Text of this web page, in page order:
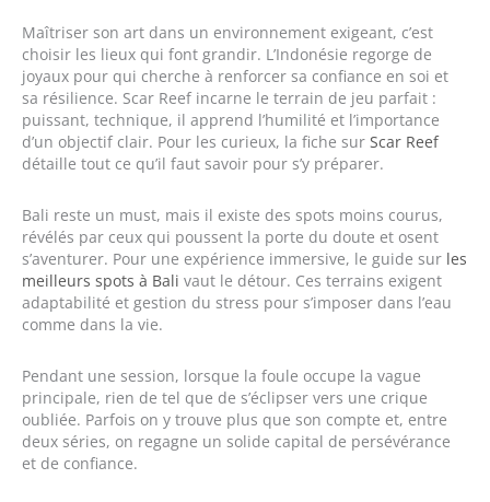
Maîtriser son art dans un environnement exigeant, c’est
choisir les lieux qui font grandir. L’Indonésie regorge de
joyaux pour qui cherche à renforcer sa confiance en soi et
sa résilience. Scar Reef incarne le terrain de jeu parfait :
puissant, technique, il apprend l’humilité et l’importance
d’un objectif clair. Pour les curieux, la fiche sur Scar Reef
détaille tout ce qu’il faut savoir pour s’y préparer.
Bali reste un must, mais il existe des spots moins courus,
révélés par ceux qui poussent la porte du doute et osent
s’aventurer. Pour une expérience immersive, le guide sur les
meilleurs spots à Bali vaut le détour. Ces terrains exigent
adaptabilité et gestion du stress pour s’imposer dans l’eau
comme dans la vie.
Pendant une session, lorsque la foule occupe la vague
principale, rien de tel que de s’éclipser vers une crique
oubliée. Parfois on y trouve plus que son compte et, entre
deux séries, on regagne un solide capital de persévérance
et de confiance.